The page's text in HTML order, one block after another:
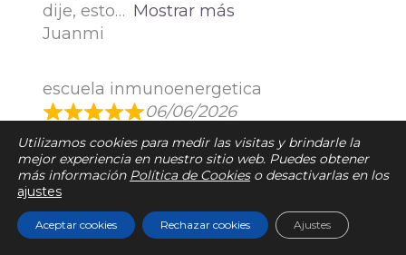
dije, esto
Mostrar más
Juanmi
escuela inmunoenergetica
06/06/2026
me parece, amena, interesante y muy
util, para mi a sido todo un
descubrimiento, como puede mejorar
tu cuerpo.
BARBARA
Utilizamos cookies para medir las visitas y brindarle la
mejor experiencia en nuestro sitio web. Puedes obtener
más información Política de Cookieso desactivarlas en los
ajustes
Aceptar cookies Rechazar cookies Ajustes